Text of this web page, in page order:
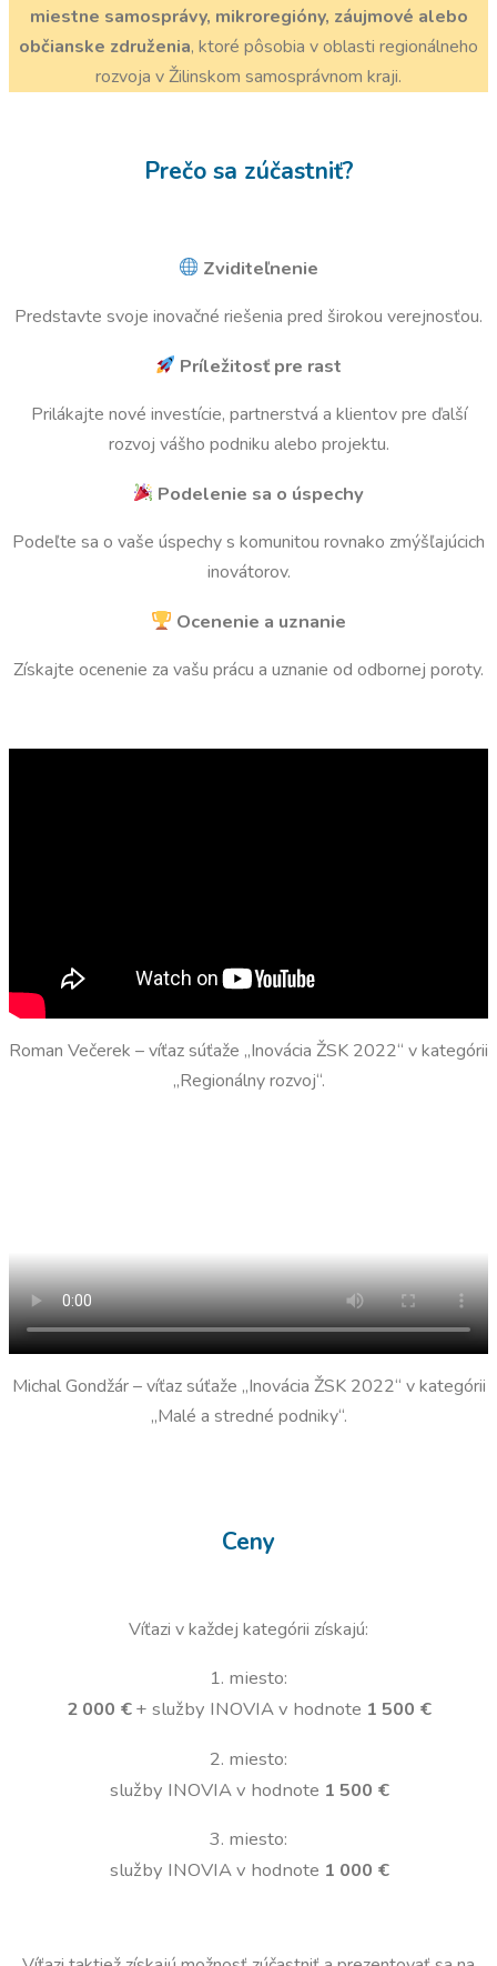
miestne samosprávy, mikroregióny, záujmové alebo
občianske združenia, ktoré pôsobia v oblasti regionálneho
rozvoja v Žilinskom samosprávnom kraji.
Prečo sa zúčastniť?
Zviditeľnenie
Predstavte svoje inovačné riešenia pred širokou verejnosťou.
Príležitosť pre rast
Prilákajte nové investície, partnerstvá a klientov pre ďalší
rozvoj vášho podniku alebo projektu.
Podelenie sa o úspechy
Podeľte sa o vaše úspechy s komunitou rovnako zmýšľajúcich
inovátorov.
Ocenenie a uznanie
Získajte ocenenie za vašu prácu a uznanie od odbornej poroty.
Roman Večerek – víťaz súťaže „Inovácia ŽSK 2022“ v kategórii
„Regionálny rozvoj“.
Michal Gondžár – víťaz súťaže „Inovácia ŽSK 2022“ v kategórii
„Malé a stredné podniky“.
Ceny
Víťazi v každej kategórii získajú:
1. miesto:
2 000 €+ služby INOVIA v hodnote 1 500 €
2. miesto:
služby INOVIA v hodnote 1 500 €
3. miesto:
služby INOVIA v hodnote 1 000 €